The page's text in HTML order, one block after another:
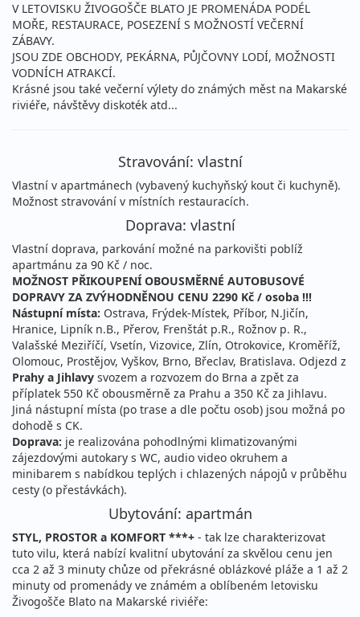
V LETOVISKU ŽIVOGOŠČE BLATO JE PROMENÁDA PODÉL
MOŘE, RESTAURACE, POSEZENÍ S MOŽNOSTÍ VEČERNÍ
ZÁBAVY.
JSOU ZDE OBCHODY, PEKÁRNA, PŮJČOVNY LODÍ, MOŽNOSTI
VODNÍCH ATRAKCÍ.
Krásné jsou také večerní výlety do známých měst na Makarské
riviéře, návštěvy diskoték atd...
Stravování: vlastní
Vlastní v apartmánech (vybavený kuchyňský kout či kuchyně).
Možnost stravování v místních restauracích.
Doprava: vlastní
Vlastní doprava, parkování možné na parkovišti poblíž
apartmánu za 90 Kč / noc.
MOŽNOST PŘIKOUPENÍ OBOUSMĚRNÉ AUTOBUSOVÉ
DOPRAVY ZA ZVÝHODNĚNOU CENU 2290 Kč / osoba !!!
Nástupní místa: Ostrava, Frýdek-Místek, Příbor, N.Jičín,
Hranice, Lipník n.B., Přerov, Frenštát p.R., Rožnov p. R.,
Valašské Meziříčí, Vsetín, Vizovice, Zlín, Otrokovice, Kroměříž,
Olomouc, Prostějov, Vyškov, Brno, Břeclav, Bratislava. Odjezd z
Prahy a Jihlavy svozem a rozvozem do Brna a zpět za
příplatek 550 Kč obousměrně za Prahu a 350 Kč za Jihlavu.
Jiná nástupní místa (po trase a dle počtu osob) jsou možná po
dohodě s CK.
Doprava: je realizována pohodlnými klimatizovanými
zájezdovými autokary s WC, audio video okruhem a
minibarem s nabídkou teplých i chlazených nápojů v průběhu
cesty (o přestávkách).
Ubytování: apartmán
STYL, PROSTOR a KOMFORT ***+ - tak lze charakterizovat
tuto vilu, která nabízí kvalitní ubytování za skvělou cenu jen
cca 2 až 3 minuty chůze od překrásné oblázkové pláže a 1 až 2
minuty od promenády ve známém a oblíbeném letovisku
Živogošče Blato na Makarské riviéře: